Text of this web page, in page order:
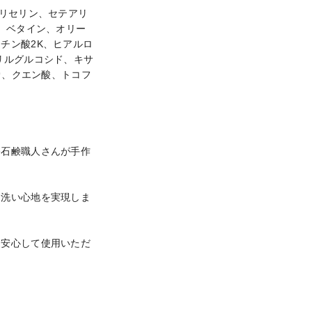
セリン、セテアリ
ベタイン、オリー
ン酸2K、ヒアルロ
ルグルコシド、キサ
クエン酸、トコフ
鹸職人さんが手作
い心地を実現しま
心して使用いただ